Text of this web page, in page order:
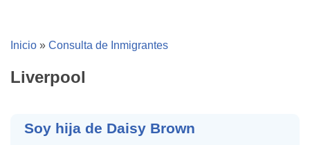
Inicio » Consulta de Inmigrantes
Liverpool
Soy hija de Daisy Brown